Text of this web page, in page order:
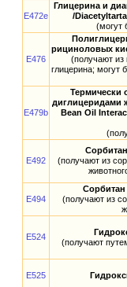
E472e
Глицерина и
/
(могут
E476
рициноловых
(получают из
глицерина; могут
E479b
Термически
диглицеридами
Bean Oil
E492
(получают из
E494
Сорбитан
(получают из
E524
(получают
E525